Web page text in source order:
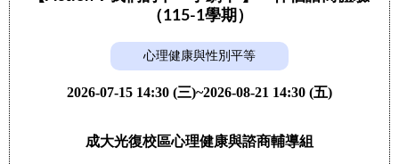
（115-1學期）
心理健康與性別平等
2026-07-15 14:30 (三)~2026-08-21 14:30 (五)
成大光復校區心理健康與諮商輔導組